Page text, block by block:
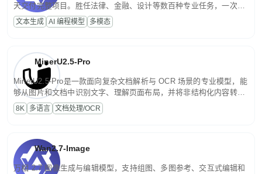
天交付完整项目。胜任法律、金融、设计等数百种专业任务，一次对
话端到端交付生产级成果。原生视觉理解贯穿规划、执行与验证全流
程，支持超长文档与长视频的深度语义解析。长程任务中自主规划与
文本生成 AI 编程模型 多模态
MinerU2.5-Pro
MinerU2.5-Pro是一款面向复杂文档解析与 OCR 场景的专业模型，能
够从图片和文档中识别文字、理解页面布局，并将非结构化内容转换
为便于存储、检索和二次处理的结构化结果。
8K 多语言 文档处理/OCR
Wan2.7-Image
万相 2.7 图像生成与编辑模型，支持组图、多图参考、交互式编辑和